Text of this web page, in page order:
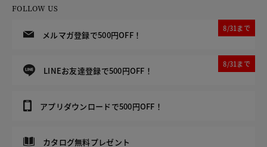
FOLLOW US
メルマガ登録で500円OFF！
8/31まで
LINEお友達登録で500円OFF！
8/31まで
アプリダウンロードで500円OFF！
カタログ無料プレゼント